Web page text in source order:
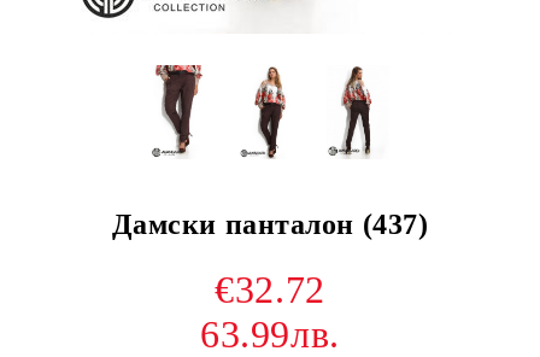
Дамски панталон (437)
€32.72
63.99лв.